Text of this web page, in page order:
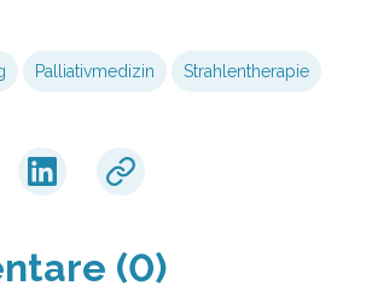
Palliativmedizin Strahlentherapie
(0)